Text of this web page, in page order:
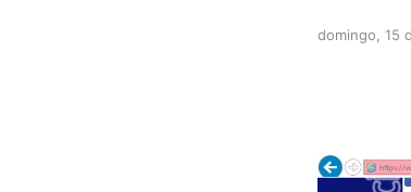
domingo, 15